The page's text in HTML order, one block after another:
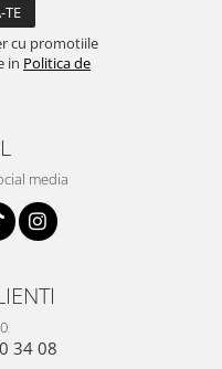
cu promotiile
in Politica de
media
34 08